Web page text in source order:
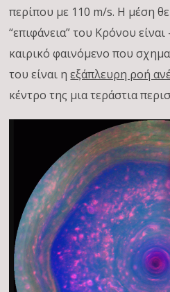
περίπου με 110 m/s. Η μέση
“επιφάνεια” του Κρόνου είναι
καιρικό φαινόμενο που
του είναι ηεξάπλευρη ροή
κέντρο της μια τεράστια